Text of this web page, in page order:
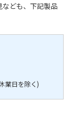
ども、下記製品
業日を除く)